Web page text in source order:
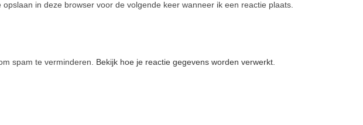
in deze browser voor de volgende keer wanneer ik een reactie plaats.
spam te verminderen. Bekijk hoe je reactie gegevens worden verwerkt